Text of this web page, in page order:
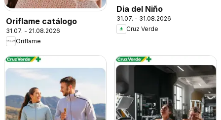
Oriflame catálogo
31.07. - 21.08.2026
Oriflame
Dia del Niño
31.07. - 31.08.2026
Cruz Verde